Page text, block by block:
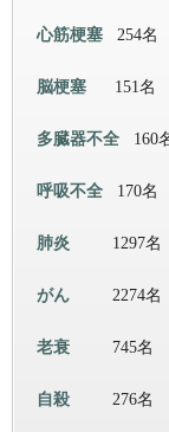
心筋梗塞 254名
脳梗塞 151名
多臓器不全 160
呼吸不全 170名
肺炎 1297名
がん 2274名
老衰 745名
自殺 276名